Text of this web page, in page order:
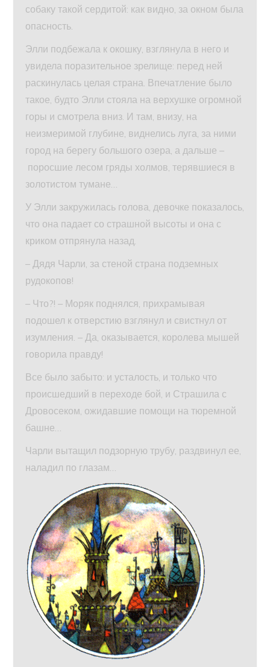
собаку такой сердитой: как видно, за окном была
опасность.
Элли подбежала к окошку, взглянула в него и
увидела поразительное зрелище: перед ней
раскинулась целая страна. Впечатление было
такое, будто Элли стояла на верхушке огромной
горы и смотрела вниз. И там, внизу, на
неизмеримой глубине, виднелись луга, за ними
город на берегу большого озера, а дальше –
поросшие лесом гряды холмов, терявшиеся в
золотистом тумане…
У Элли закружилась голова, девочке показалось,
что она падает со страшной высоты и она с
криком отпрянула назад.
– Дядя Чарли, за стеной страна подземных
рудокопов!
– Что?! – Моряк поднялся, прихрамывая
подошел к отверстию взглянул и свистнул от
изумления. – Да, оказывается, королева мышей
говорила правду!
Все было забыто: и усталость, и только что
происшедший в переходе бой, и Страшила с
Дровосеком, ожидавшие помощи на тюремной
башне…
Чарли вытащил подзорную трубу, раздвинул ее,
наладил по глазам…